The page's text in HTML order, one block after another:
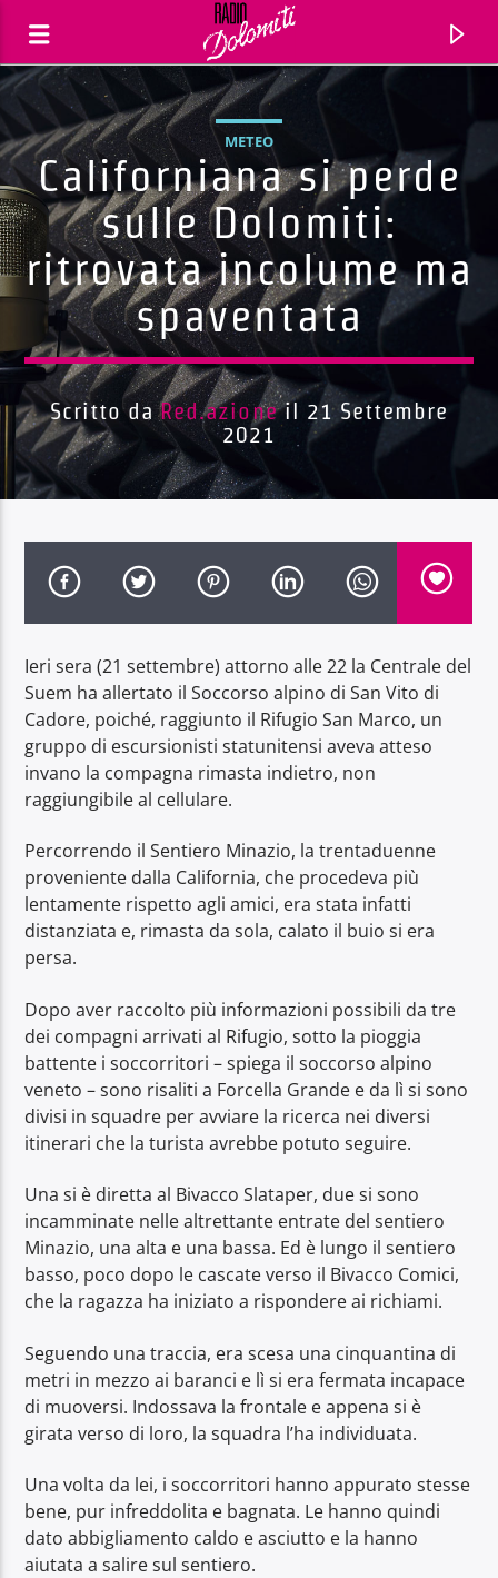
Traccia corrente
Titolo
Artista
Radio Dolomiti
METEO
Californiana si perde
sulle Dolomiti:
ritrovata incolume ma
spaventata
Scritto daRed.azioneil 21 Settembre
2021
Ieri sera (21 settembre) attorno alle 22 la Centrale del
Suem ha allertato il Soccorso alpino di San Vito di
Cadore, poiché, raggiunto il Rifugio San Marco, un
gruppo di escursionisti statunitensi aveva atteso
invano la compagna rimasta indietro, non
raggiungibile al cellulare.
Percorrendo il Sentiero Minazio, la trentaduenne
proveniente dalla California, che procedeva più
lentamente rispetto agli amici, era stata infatti
distanziata e, rimasta da sola, calato il buio si era
persa.
Dopo aver raccolto più informazioni possibili da tre
dei compagni arrivati al Rifugio, sotto la pioggia
battente i soccorritori – spiega il soccorso alpino
veneto – sono risaliti a Forcella Grande e da lì si sono
divisi in squadre per avviare la ricerca nei diversi
itinerari che la turista avrebbe potuto seguire.
Una si è diretta al Bivacco Slataper, due si sono
incamminate nelle altrettante entrate del sentiero
Minazio, una alta e una bassa. Ed è lungo il sentiero
basso, poco dopo le cascate verso il Bivacco Comici,
che la ragazza ha iniziato a rispondere ai richiami.
Seguendo una traccia, era scesa una cinquantina di
metri in mezzo ai baranci e lì si era fermata incapace
di muoversi. Indossava la frontale e appena si è
girata verso di loro, la squadra l’ha individuata.
Una volta da lei, i soccorritori hanno appurato stesse
bene, pur infreddolita e bagnata. Le hanno quindi
dato abbigliamento caldo e asciutto e la hanno
aiutata a salire sul sentiero.